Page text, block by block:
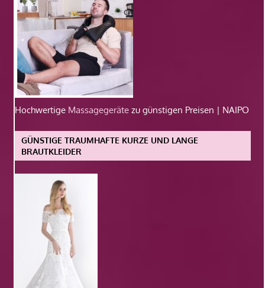
Hochwertige Massagegeräte zu günstigen Preisen | NAIPO
GÜNSTIGE TRAUMHAFTE KURZE UND LANGE
BRAUTKLEIDER